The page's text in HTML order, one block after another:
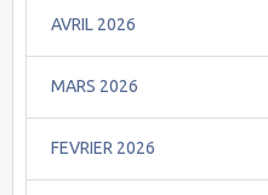
AVRIL 2026
MARS 2026
FEVRIER 2026